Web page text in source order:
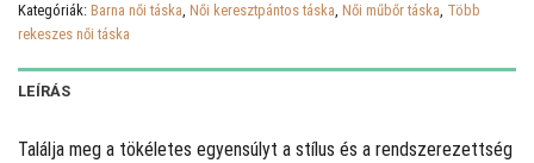
Kategóriák: Barna női táska, Női keresztpántos táska, Női műbőr táska, Több
rekeszes női táska
LEÍRÁS
Találja meg a tökéletes egyensúlyt a stílus és a rendszerezettség